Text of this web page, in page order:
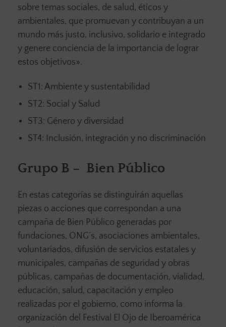
sobre temas sociales, de salud, éticos y
ambientales, que promuevan y contribuyan a un
mundo más justo, inclusivo, solidario e integrado
y genere conciencia de la importancia de lograr
estos objetivos».
ST1: Ambiente y sustentabilidad
ST2: Social y Salud
ST3: Género y diversidad
ST4: Inclusión, integración y no discriminación
Grupo B – Bien Público
En estas categorías se distinguirán aquellas
piezas o acciones que correspondan a una
campaña de Bien Público generadas por
fundaciones, ONG´s, asociaciones ambientales,
voluntariados, difusión de servicios estatales y
municipales, campañas de seguridad y obras
públicas, campañas de documentación, vialidad,
educación, salud, capacitación y empleo
realizadas por el gobierno, como informa la
organización del Festival El Ojo de Iberoamérica